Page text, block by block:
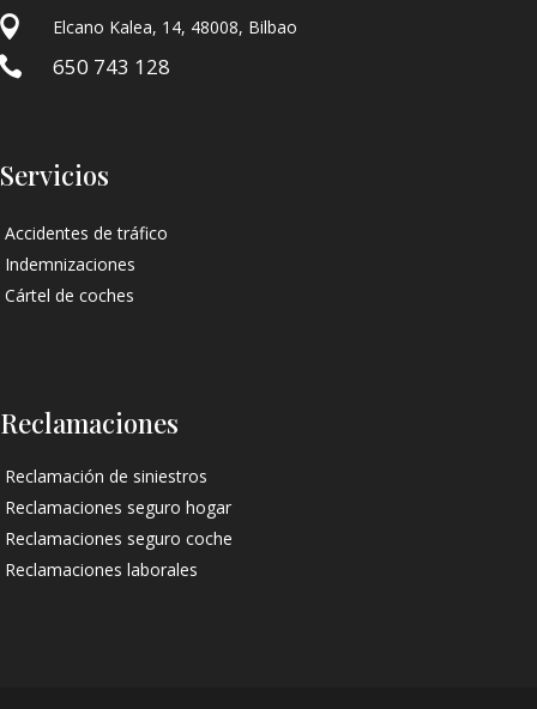
Elcano Kalea, 14, 48008, Bilbao
650 743 128
Servicios
Accidentes de tráfico
Indemnizaciones
Cártel de coches
Reclamaciones
Reclamación de siniestros
Reclamaciones seguro hogar
Reclamaciones seguro coche
Reclamaciones laborales